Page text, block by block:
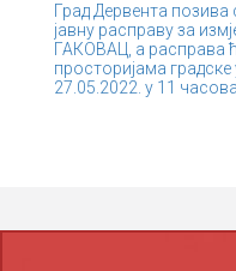
Град Дервента
јавну расправу за
ГАКОВАЦ, а расправа
просторијама
27.05.2022. у 11 часова.